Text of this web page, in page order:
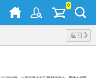
0
返回